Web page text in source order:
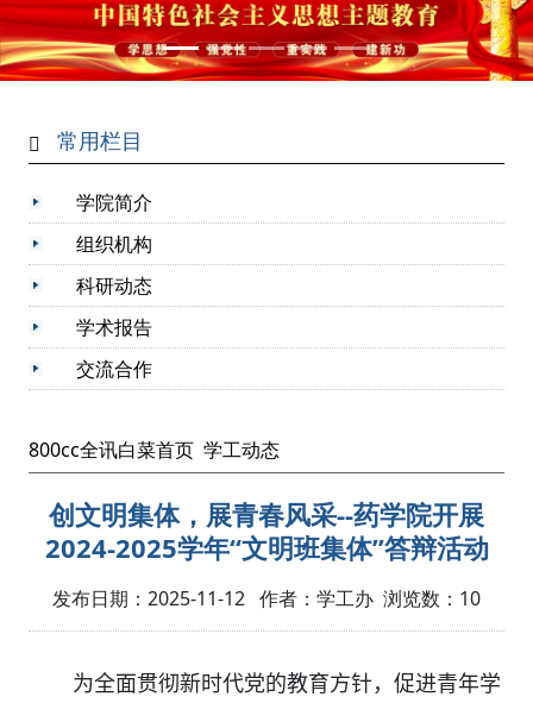
常用栏目
学院简介
组织机构
科研动态
学术报告
交流合作
800cc全讯白菜首页 学工动态
创文明集体，展青春风采--药学院开展
2024-2025学年“文明班集体”答辩活动
发布日期：2025-11-12 作者：学工办 浏览数： 10
为全面贯彻新时代党的教育方针，促进青年学